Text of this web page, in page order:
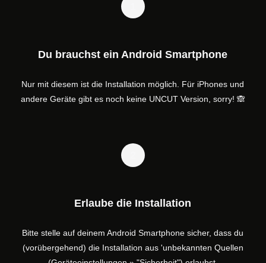
Du brauchst ein Android Smartphone
Nur mit diesem ist die Installation möglich. Für iPhones und
andere Geräte gibt es noch keine UNCUT Version, sorry! 🙈
Erlaube die Installation
Bitte stelle auf deinem Android Smartphone sicher, dass du
(vorübergehend) die Installation aus 'unbekannten Quellen